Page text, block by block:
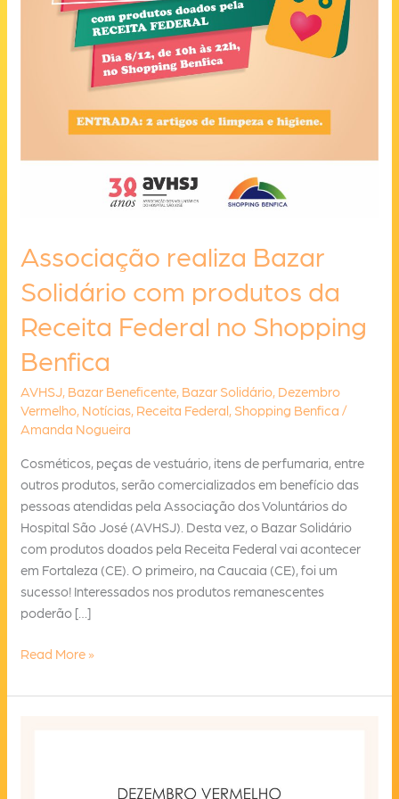
Associação realiza Bazar
Solidário com produtos da
Receita Federal no Shopping
Benfica
AVHSJ, Bazar Beneficente, Bazar Solidário, Dezembro
Vermelho, Notícias, Receita Federal, Shopping Benfica /
Amanda Nogueira
Cosméticos, peças de vestuário, itens de perfumaria, entre
outros produtos, serão comercializados em benefício das
pessoas atendidas pela Associação dos Voluntários do
Hospital São José (AVHSJ). Desta vez, o Bazar Solidário
com produtos doados pela Receita Federal vai acontecer
em Fortaleza (CE). O primeiro, na Caucaia (CE), foi um
sucesso! Interessados nos produtos remanescentes
poderão […]
Associação
Bazar
Read More »